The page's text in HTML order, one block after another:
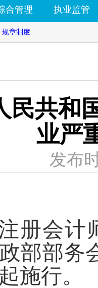
合管理 执业监管
规章制度
民共和
业严
发布
注册会
部部务
施行。